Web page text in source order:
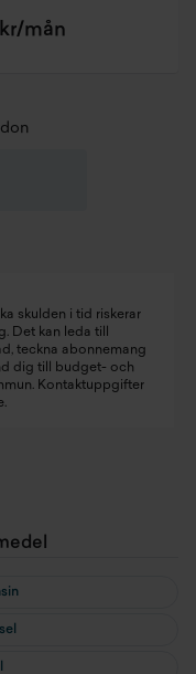
mån
skulden i tid riskerar
Det kan leda till
teckna abonnemang
dig till budget- och
Kontaktuppgifter
.